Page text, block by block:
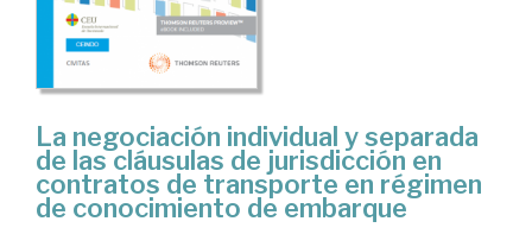
La negociación individual y separada
de las cláusulas de jurisdicción en
contratos de transporte en régimen
de conocimiento de embarque